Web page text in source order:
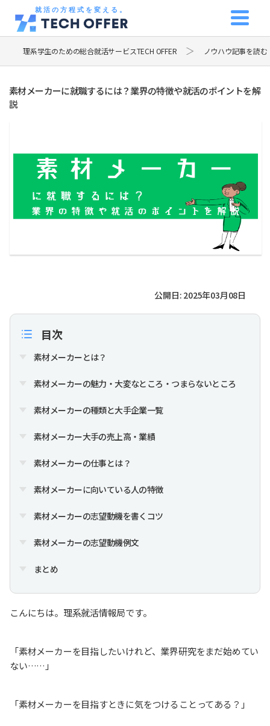
就活の方程式を変える。
理系学生のための総合就活サービスTECH OFFER ノウハウ記事を読む
素材メーカーに就職するには？業界の特徴や就活のポイントを解
説
公開日: 2025年03月08日
目次
素材メーカーとは？
素材メーカーの魅力・大変なところ・つまらないところ
素材メーカーの種類と大手企業一覧
素材メーカー大手の売上高・業績
素材メーカーの仕事とは？
素材メーカーに向いている人の特徴
素材メーカーの志望動機を書くコツ
素材メーカーの志望動機例文
まとめ
こんにちは。理系就活情報局です。
「素材メーカーを目指したいけれど、業界研究をまだ始めてい
ない……」
「素材メーカーを目指すときに気をつけることってある？」